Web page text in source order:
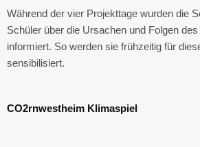
Während der vier Projekttage wurden die
Schüler über die Ursachen und Folgen
informiert. So werden sie frühzeitig für
sensibilisiert.
CO2rnwestheim Klimaspiel